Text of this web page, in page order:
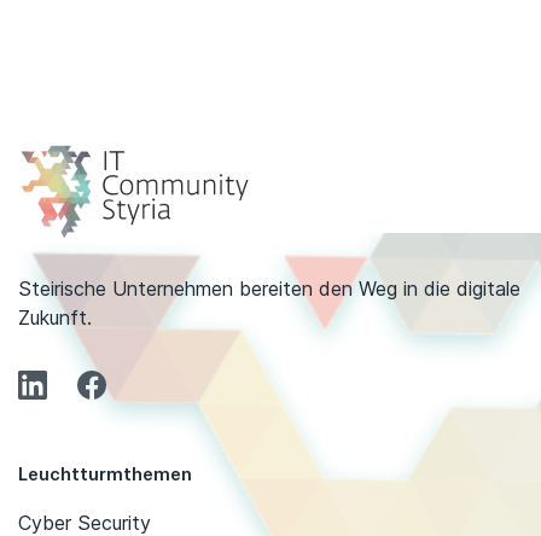
Steirische Unternehmen bereiten den Weg in die digitale
Zukunft.
Leuchtturmthemen
Cyber Security